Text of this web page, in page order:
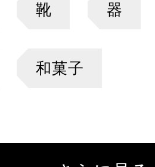
靴 器
和菓子